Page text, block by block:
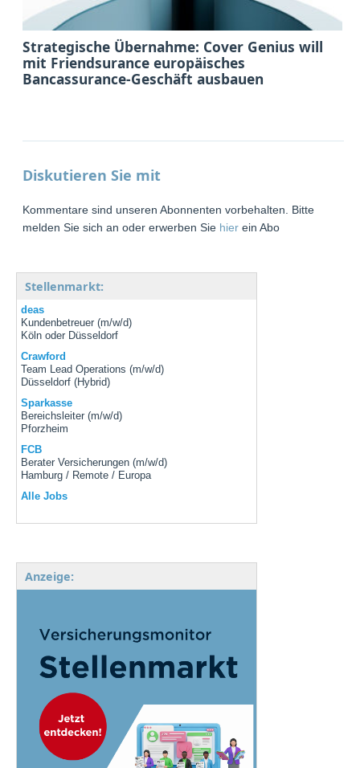
Strategische Übernahme: Cover Genius will
mit Friendsurance europäisches
Bancassurance-Geschäft ausbauen
Diskutieren Sie mit
Kommentare sind unseren Abonnenten vorbehalten. Bitte
melden Sie sich an oder erwerben Sie hier ein Abo
Stellenmarkt:
deas
Kundenbetreuer (m/w/d)
Köln oder Düsseldorf
Crawford
Team Lead Operations (m/w/d)
Düsseldorf (Hybrid)
Sparkasse
Bereichsleiter (m/w/d)
Pforzheim
FCB
Berater Versicherungen (m/w/d)
Hamburg / Remote / Europa
Alle Jobs
Anzeige: